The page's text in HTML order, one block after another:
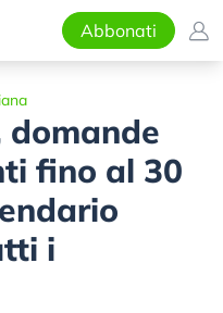
Abbonati
domande
fino al 30
i